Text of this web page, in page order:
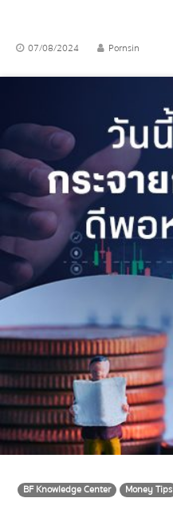
07/08/2024 Pornsin
BF Knowledge Center Money Tips